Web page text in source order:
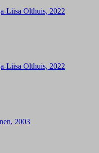
Liisa Olthuis, 2022
Liisa Olthuis, 2022
2003